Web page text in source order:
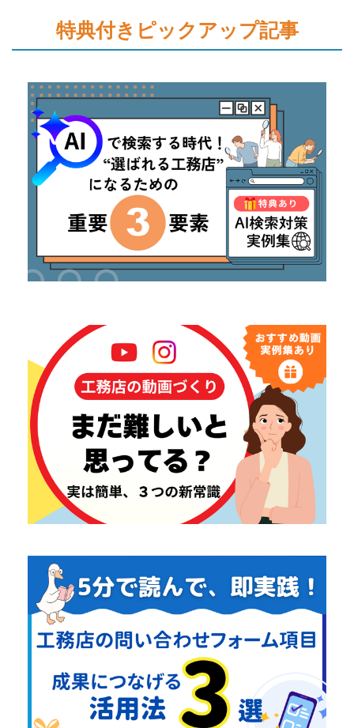
特典付きピックアップ記事